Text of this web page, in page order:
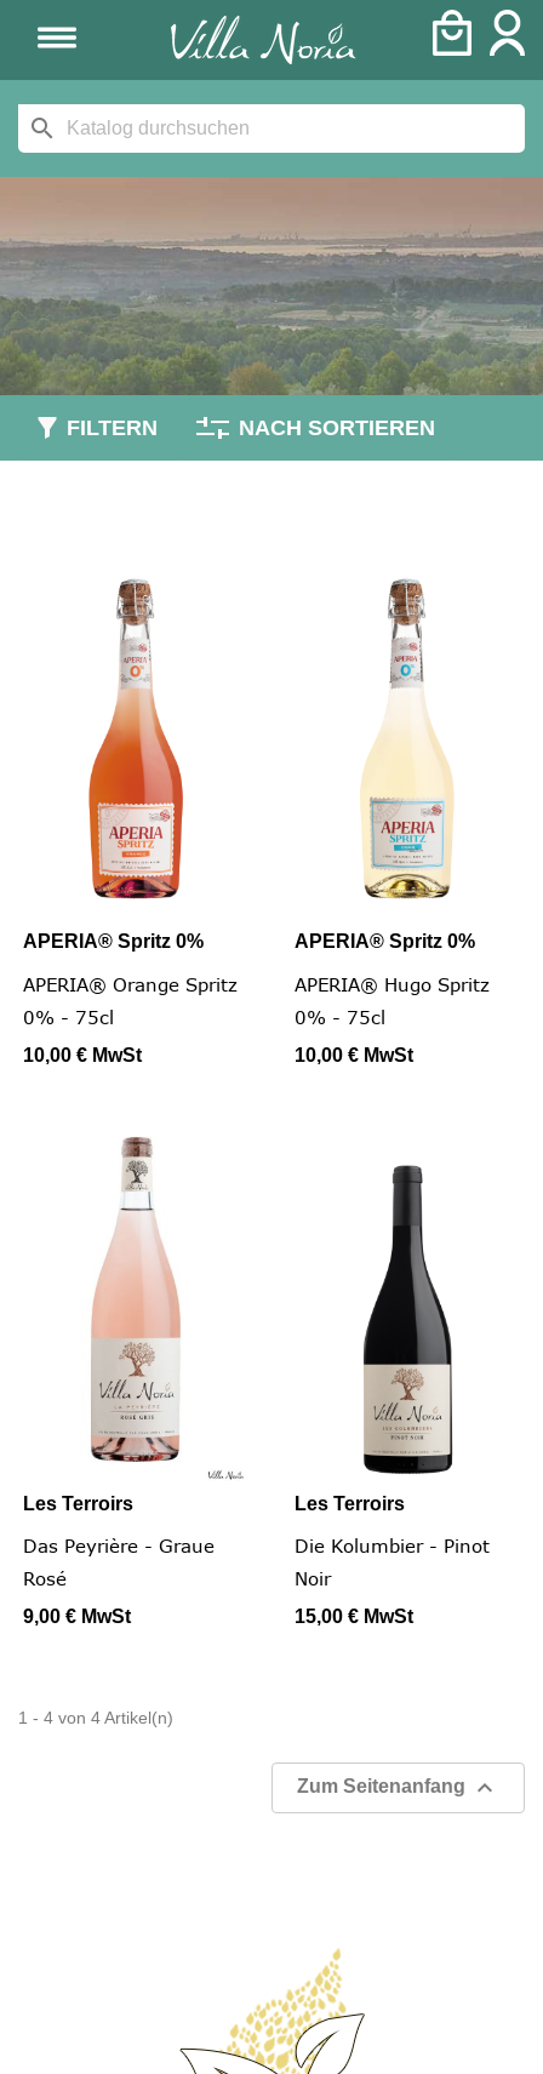
search
FILTERN NACH SORTIEREN
APERIA® Spritz 0%
APERIA® Orange Spritz
0% - 75cl
10,00 € MwSt
APERIA® Spritz 0%
APERIA® Hugo Spritz
0% - 75cl
10,00 € MwSt
Les Terroirs
Das Peyrière - Graue
Rosé
9,00 € MwSt
Les Terroirs
Die Kolumbier - Pinot
Noir
15,00 € MwSt
1 - 4 von 4 Artikel(n)
Zum Seitenanfang 